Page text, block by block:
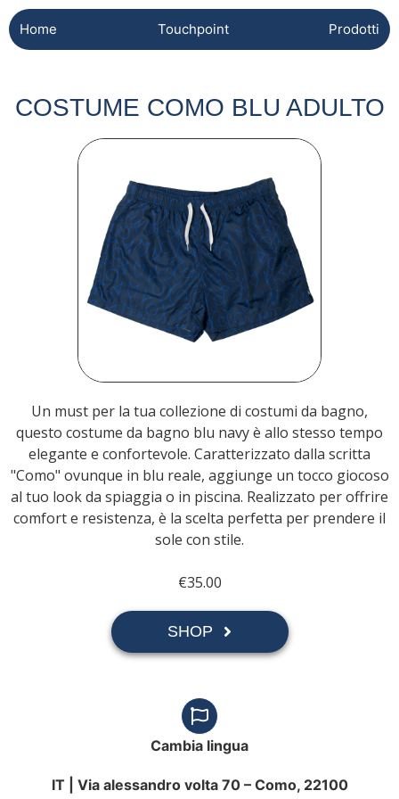
Home Touchpoint Prodotti
COSTUME COMO BLU ADULTO
Un must per la tua collezione di costumi da bagno,
questo costume da bagno blu navy è allo stesso tempo
elegante e confortevole. Caratterizzato dalla scritta
"Como" ovunque in blu reale, aggiunge un tocco giocoso
al tuo look da spiaggia o in piscina. Realizzato per offrire
comfort e resistenza, è la scelta perfetta per prendere il
sole con stile.
€35.00
SHOP
Cambia lingua
IT | Via alessandro volta 70 – Como, 22100